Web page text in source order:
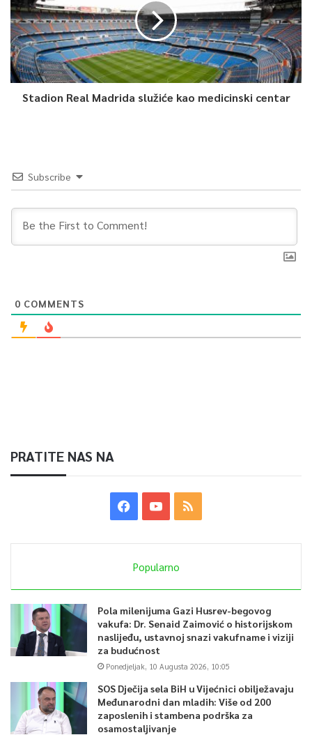
Stadion Real Madrida služiće kao medicinski centar
Subscribe
0 COMMENTS
PRATITE NAS NA
Popularno
Pola milenijuma Gazi Husrev-begovog
vakufa: Dr. Senaid Zaimović o historijskom
naslijeđu, ustavnoj snazi vakufname i viziji
za budućnost
Ponedjeljak, 10 Augusta 2026, 10:05
SOS Dječija sela BiH u Vijećnici obilježavaju
Međunarodni dan mladih: Više od 200
zaposlenih i stambena podrška za
osamostaljivanje